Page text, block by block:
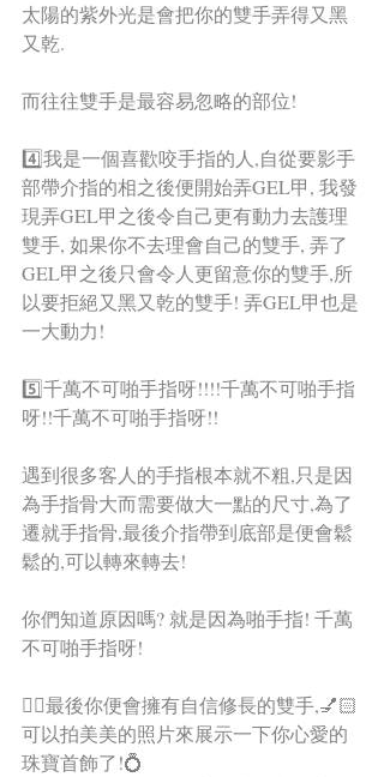
太陽的紫外光是會把你的雙手弄得又黑
又乾.
而往往雙手是最容易忽略的部位!
4️⃣我是一個喜歡咬手指的人,自從要影手
部帶介指的相之後便開始弄GEL甲, 我發
現弄GEL甲之後令自己更有動力去護理
雙手, 如果你不去理會自己的雙手, 弄了
GEL甲之後只會令人更留意你的雙手,所
以要拒絕又黑又乾的雙手! 弄GEL甲也是
一大動力!
5️⃣千萬不可啪手指呀!!!!千萬不可啪手指
呀!!千萬不可啪手指呀!!
遇到很多客人的手指根本就不粗,只是因
為手指骨大而需要做大一點的尺寸,為了
遷就手指骨,最後介指帶到底部是便會鬆
鬆的,可以轉來轉去!
你們知道原因嗎? 就是因為啪手指! 千萬
不可啪手指呀!
✌🏻最後你便會擁有自信修長的雙手,💅🏻
可以拍美美的照片來展示一下你心愛的
珠寶首飾了!💍